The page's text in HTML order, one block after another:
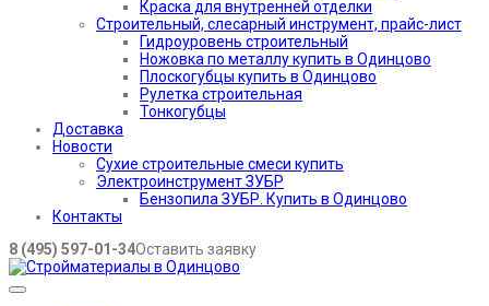
Краска для внутренней отделки
Строительный, слесарный инструмент, прайс-лист
Гидроуровень строительный
Ножовка по металлу купить в Одинцово
Плоскогубцы купить в Одинцово
Рулетка строительная
Тонкогубцы
Доставка
Новости
Сухие строительные смеси купить
Электроинструмент ЗУБР
Бензопила ЗУБР. Купить в Одинцово
Контакты
8 (495) 597-01-34Оставить заявку